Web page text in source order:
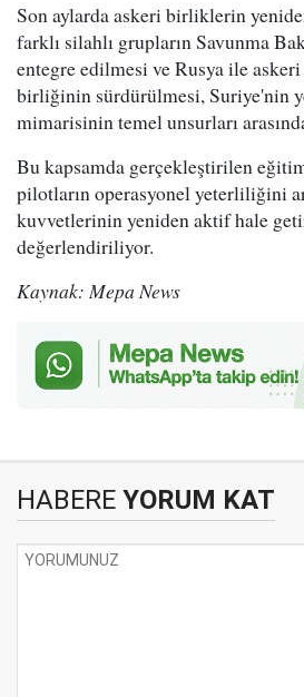
Son aylarda askeri birliklerin
farklı silahlı grupların Savunma
entegre edilmesi ve Rusya ile
birliğinin sürdürülmesi, Suriye'nin
mimarisinin temel unsurları
Bu kapsamda gerçekleştirilen
pilotların operasyonel yeterliliğini
kuvvetlerinin yeniden aktif hale
değerlendiriliyor.
Kaynak: Mepa News
HABERE YORUM KAT